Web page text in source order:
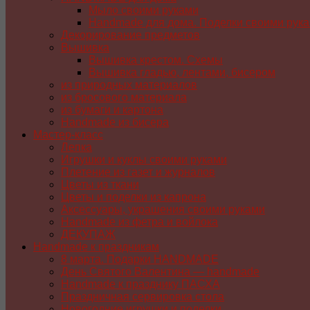
Мыло своими руками
Handmade для дома. Поделки своими
Декорирование предметов
Вышивка
Вышивка крестом. Схемы
Вышивка гладью, лентами, бисером
из природных материалов
из бросового материала
из бумаги и картона
Handmade из бисера
Мастер-класс
Лепка
Игрушки и куклы своими руками
Плетение из газет и журналов
Цветы из ткани
Цветы и поделки из капрона
Аксессуары, украшения своими руками
Handmade из фетра и войлока
ДЕКУПАЖ
Handmade к праздникам
8 марта. Подарки HANDMADE
День Святого Валентина — handmade
Handmade к празднику ПАСХA
Праздничная сервировка стола